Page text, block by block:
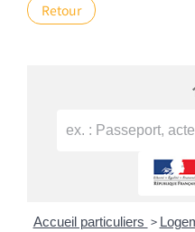
Retour
Accueil particuliers >